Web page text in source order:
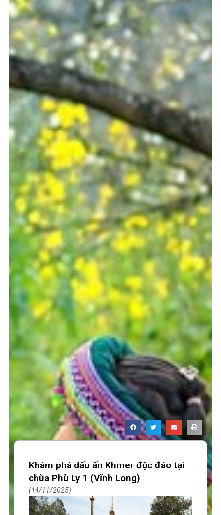
Khám phá dấu ấn Khmer độc đáo tại
chùa Phù Ly 1 (Vĩnh Long)
14/11/2025